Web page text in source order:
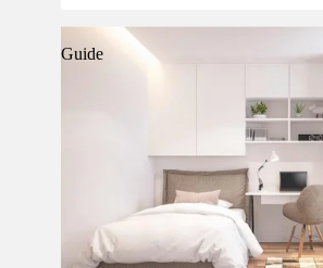
Guide